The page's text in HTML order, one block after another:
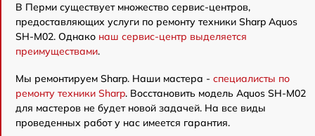
В Перми существует множество сервис-центров,
предоставляющих услуги по ремонту техники Sharp Aquos
SH-M02. Однако наш сервис-центр выделяется
преимуществами.
Мы ремонтируем Sharp. Наши мастера - специалисты по
ремонту техники Sharp. Восстановить модель Aquos SH-M02
для мастеров не будет новой задачей. На все виды
проведенных работ у нас имеется гарантия.